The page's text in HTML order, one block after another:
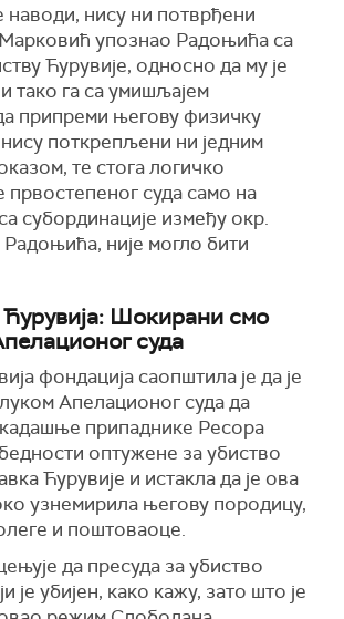
нису ни потврђени
Марковић упознао Радоњића са
Ћурувије, односно да му је
тако га са умишљајем
припреми његову физичку
нису поткрепљени ни једним
те стога логичко
суда само на
субординације између окр.
није могло бити
Шокирани смо
суда
фондација саопштила је да је
Апелационог суда да
припаднике Ресора
оптужене за убиство
Ћурувије и истакла да је ова
узнемирила његову породицу,
и поштоваоце.
да пресуда за убиство
је убијен, како кажу, зато што је